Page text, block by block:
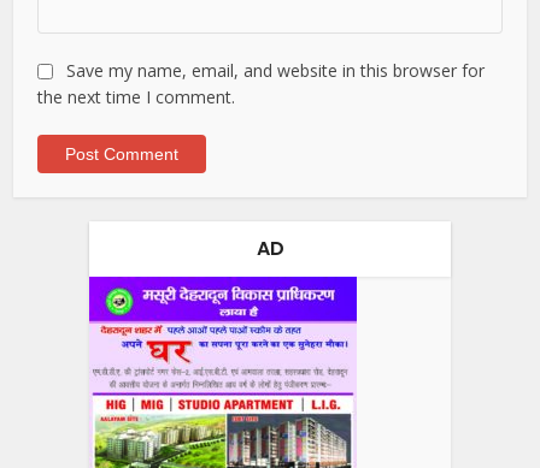
Save my name, email, and website in this browser for
the next time I comment.
AD